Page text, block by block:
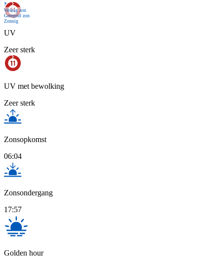
Nu
Weinig zon
Geregeld zon
Zonnig
UV
Zeer sterk
UV met bewolking
Zeer sterk
Zonsopkomst
06:04
Zonsondergang
17:57
Golden hour